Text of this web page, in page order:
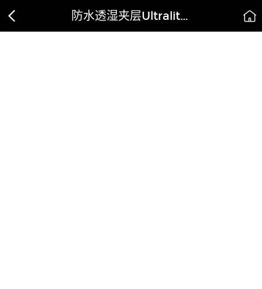
防水透湿夹层Ultralite手套（Ultralite Gloves）